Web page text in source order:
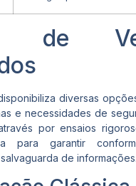
de
diversas
e necessidades de
por ensaios
para garantir
de informações.